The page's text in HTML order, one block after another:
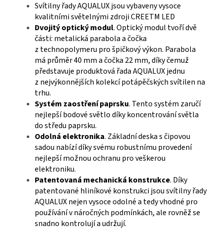
Svítilny řady AQUALUX jsou vybaveny vysoce
kvalitními světelnými zdroji CREETM LED
Dvojitý optický modul. Optický modul tvoří dvě
části: metalická parabola a čočka
z technopolymeru pro špičkový výkon. Parabola
má průměr 40 mm a čočka 22 mm, díky čemuž
představuje produktová řada AQUALUX jednu
z nejvýkonnějších kolekcí potápěčských svítilen na
trhu.
Systém zaostření paprsku. Tento systém zaručí
nejlepší bodové světlo díky koncentrování světla
do středu paprsku.
Odolná elektronika. Základní deska s čipovou
sadou nabízí díky svému robustnímu provedení
nejlepší možnou ochranu pro veškerou
elektroniku.
Patentovaná mechanická konstrukce. Díky
patentované hliníkové konstrukci jsou svítilny řady
AQUALUX nejen vysoce odolné a tedy vhodné pro
používání v náročných podmínkách, ale rovněž se
snadno kontrolují a udržují.